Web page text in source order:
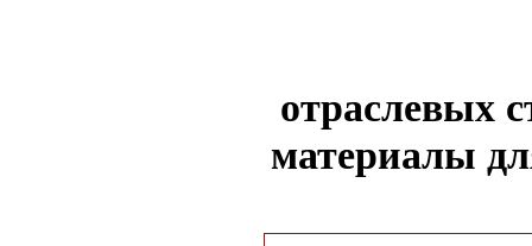
отраслевых
материалы